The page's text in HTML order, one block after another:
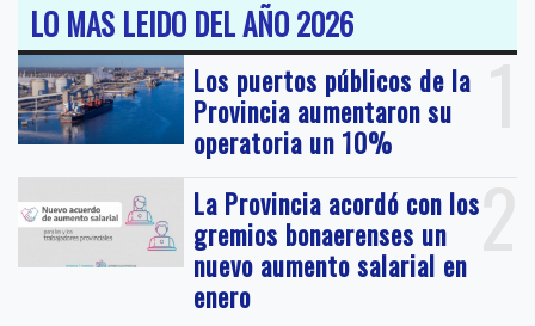
LO MAS LEIDO DEL AÑO 2026
1
Los puertos públicos de la
Provincia aumentaron su
operatoria un 10%
2
La Provincia acordó con los
gremios bonaerenses un
nuevo aumento salarial en
enero